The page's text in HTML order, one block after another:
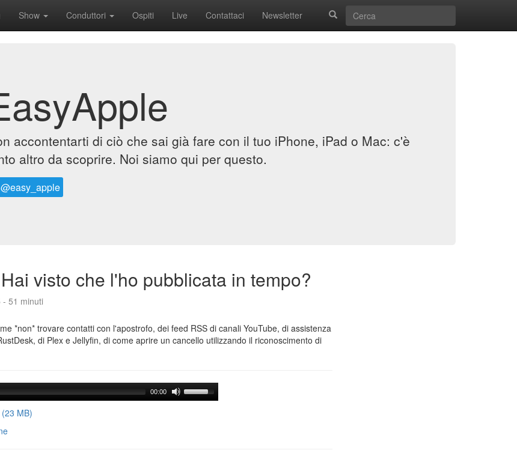
Show Conduttori Ospiti Live Contattaci Newsletter
accontentarti di ciò che sai già fare con il tuo iPhone, iPad o Mac: c'è
altro da scoprire. Noi siamo qui per questo.
@easy_apple
visto che l'ho pubblicata in tempo?
- 51 minuti
*non* trovare contatti con l'apostrofo, dei feed RSS di canali YouTube, di assistenza
di Plex e Jellyfin, di come aprire un cancello utilizzando il riconoscimento di
00:00
MB)